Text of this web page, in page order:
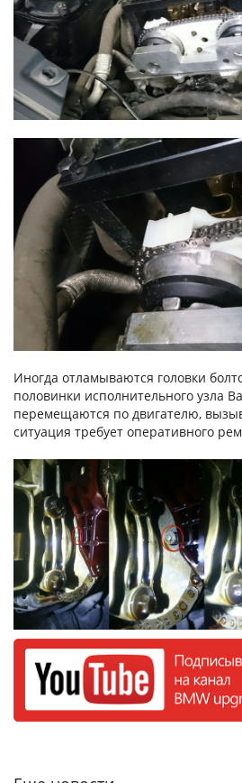
Иногда отламываются головки
половинки исполнительного узла
перемещаются по двигателю,
ситуация требует оперативного